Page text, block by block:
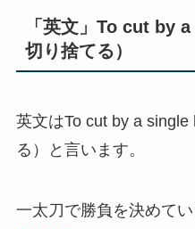
「英文」To cut by
切り捨てる）
英文はTo cut by a
る）と言います。
一太刀で勝負を決めてい